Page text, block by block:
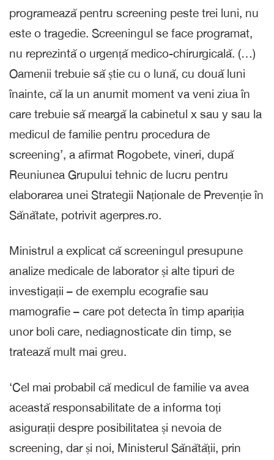
programează pentru screening peste trei luni, nu
este o tragedie. Screeningul se face programat,
nu reprezintă o urgență medico-chirurgicală. (…)
Oamenii trebuie să știe cu o lună, cu două luni
înainte, că la un anumit moment va veni ziua în
care trebuie să meargă la cabinetul x sau y sau la
medicul de familie pentru procedura de
screening’, a afirmat Rogobete, vineri, după
Reuniunea Grupului tehnic de lucru pentru
elaborarea unei Strategii Naționale de Prevenție în
Sănătate, potrivit agerpres.ro.
Ministrul a explicat că screeningul presupune
analize medicale de laborator și alte tipuri de
investigații – de exemplu ecografie sau
mamografie – care pot detecta în timp apariția
unor boli care, nediagnosticate din timp, se
tratează mult mai greu.
‘Cel mai probabil că medicul de familie va avea
această responsabilitate de a informa toți
asigurații despre posibilitatea și nevoia de
screening, dar și noi, Ministerul Sănătății, prin